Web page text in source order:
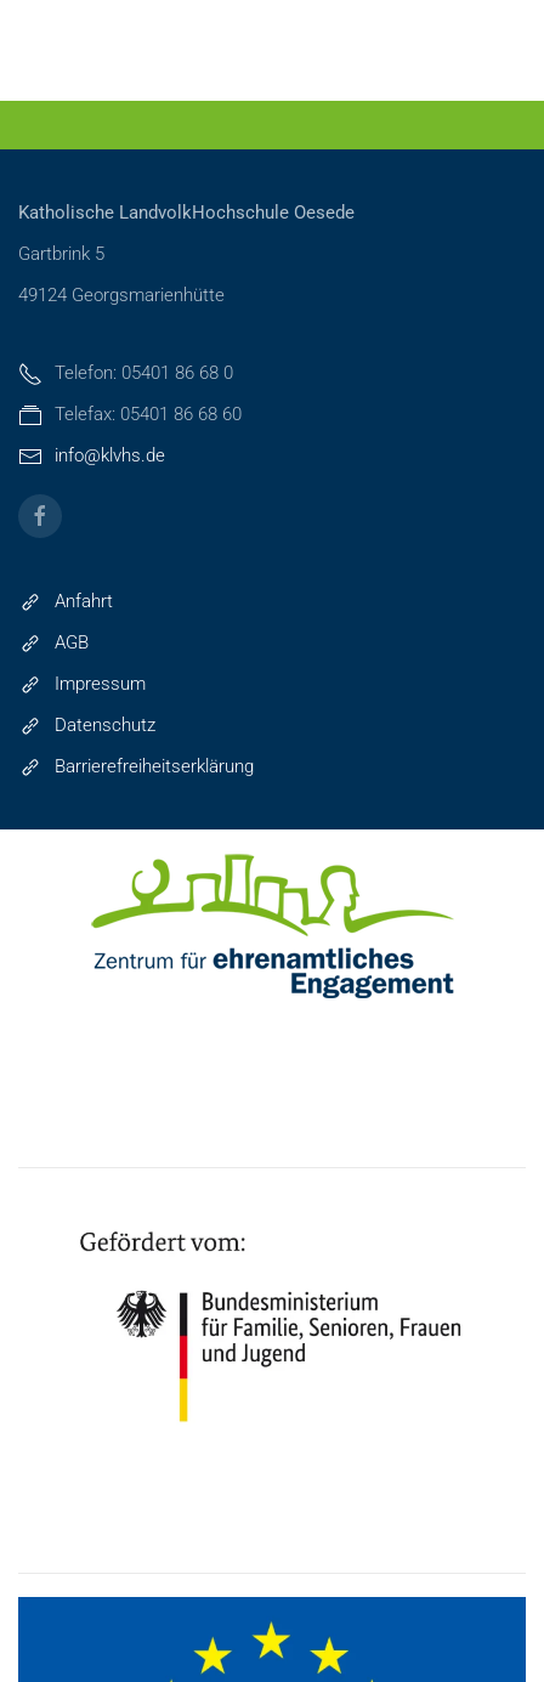
Katholische LandvolkHochschule Oesede
Gartbrink 5
49124 Georgsmarienhütte
Telefon: 05401 86 68 0
Telefax: 05401 86 68 60
info@klvhs.de
Anfahrt
AGB
Impressum
Datenschutz
Barrierefreiheitserklärung